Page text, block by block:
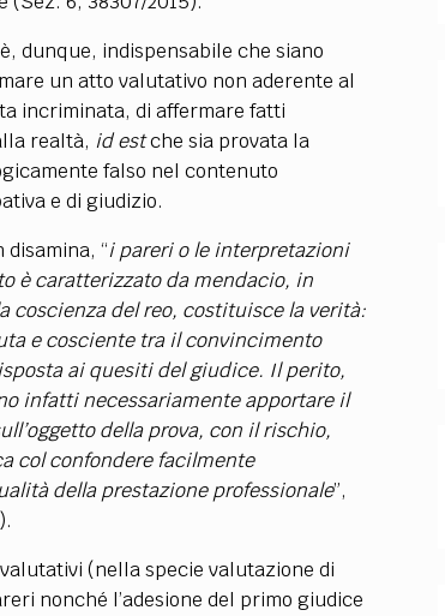
dunque, indispensabile che siano
un atto valutativo non aderente al
incriminata, di affermare fatti
realtà, id estche sia provata la
falso nel contenuto
e di giudizio.
“i pareri o le interpretazioni
è caratterizzato da mendacio, in
coscienza del reo, costituisce la verità:
e cosciente tra il convincimento
ai quesiti del giudice. Il perito,
infatti necessariamente apportare il
della prova, con il rischio,
col confondere facilmente
della prestazione professionale”,
(nella specie valutazione di
nonché l’adesione del primo giudice